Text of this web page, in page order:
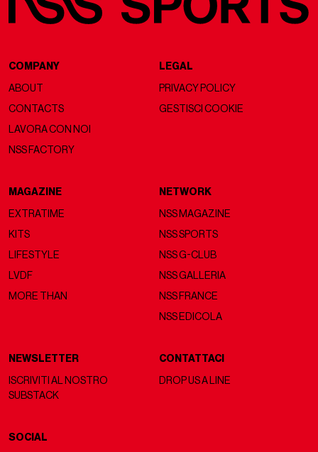
COMPANY
ABOUT
CONTACTS
LAVORA CON NOI
NSS FACTORY
LEGAL
PRIVACY POLICY
GESTISCI COOKIE
MAGAZINE
EXTRATIME
KITS
LIFESTYLE
LVDF
MORE THAN
NETWORK
NSS MAGAZINE
NSS SPORTS
NSS G-CLUB
NSS GALLERIA
NSS FRANCE
NSS EDICOLA
NEWSLETTER
ISCRIVITI AL NOSTRO
SUBSTACK
CONTATTACI
DROP US A LINE
SOCIAL